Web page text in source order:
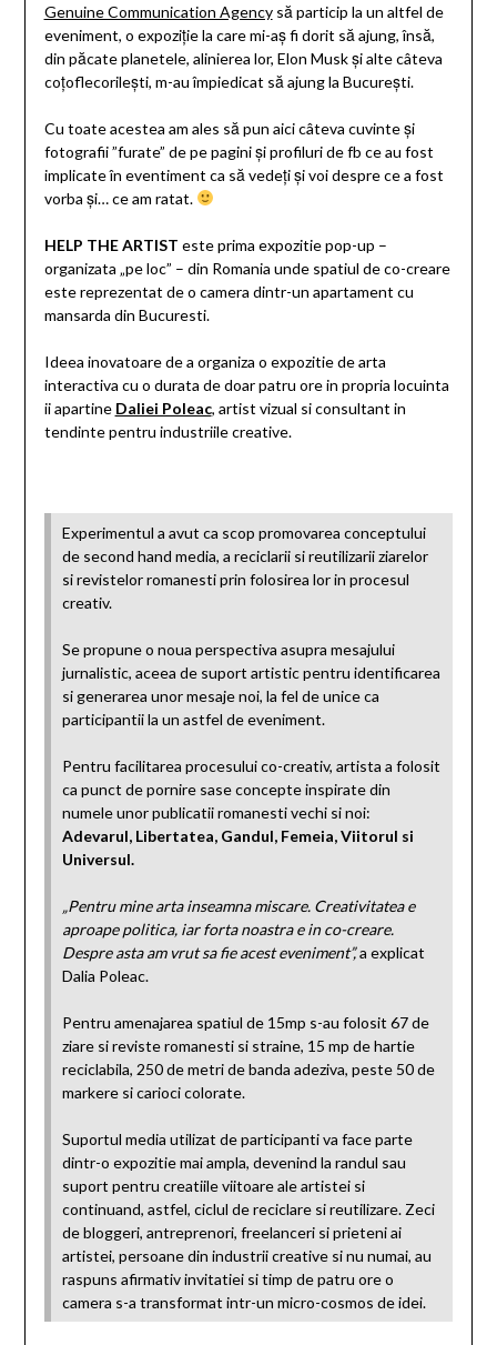
Genuine Communication Agencysă particip la un altfel de
eveniment, o expoziție la care mi-aș fi dorit să ajung, însă,
din păcate planetele, alinierea lor, Elon Musk și alte câteva
coțoflecorilești, m-au împiedicat să ajung la București.
Cu toate acestea am ales să pun aici câteva cuvinte și
fotografii ”furate” de pe pagini și profiluri de fb ce au fost
implicate în eventiment ca să vedeți și voi despre ce a fost
vorba și… ce am ratat.
HELP THE ARTIST este prima expozitie pop-up –
organizata „pe loc” – din Romania unde spatiul de co-creare
este reprezentat de o camera dintr-un apartament cu
mansarda din Bucuresti.
Ideea inovatoare de a organiza o expozitie de arta
interactiva cu o durata de doar patru ore in propria locuinta
ii apartine Daliei Poleac, artist vizual si consultant in
tendinte pentru industriile creative.
Experimentul a avut ca scop promovarea conceptului
de second hand media, a reciclarii si reutilizarii ziarelor
si revistelor romanesti prin folosirea lor in procesul
creativ.
Se propune o noua perspectiva asupra mesajului
jurnalistic, aceea de suport artistic pentru identificarea
si generarea unor mesaje noi, la fel de unice ca
participantii la un astfel de eveniment.
Pentru facilitarea procesului co-creativ, artista a folosit
ca punct de pornire sase concepte inspirate din
numele unor publicatii romanesti vechi si noi:
Adevarul, Libertatea, Gandul, Femeia, Viitorul si
Universul.
„Pentru mine arta inseamna miscare. Creativitatea e
aproape politica, iar forta noastra e in co-creare.
Despre asta am vrut sa fie acest eveniment”,a explicat
Dalia Poleac.
Pentru amenajarea spatiul de 15mp s-au folosit 67 de
ziare si reviste romanesti si straine, 15 mp de hartie
reciclabila, 250 de metri de banda adeziva, peste 50 de
markere si carioci colorate.
Suportul media utilizat de participanti va face parte
dintr-o expozitie mai ampla, devenind la randul sau
suport pentru creatiile viitoare ale artistei si
continuand, astfel, ciclul de reciclare si reutilizare. Zeci
de bloggeri, antreprenori, freelanceri si prieteni ai
artistei, persoane din industrii creative si nu numai, au
raspuns afirmativ invitatiei si timp de patru ore o
camera s-a transformat intr-un micro-cosmos de idei.